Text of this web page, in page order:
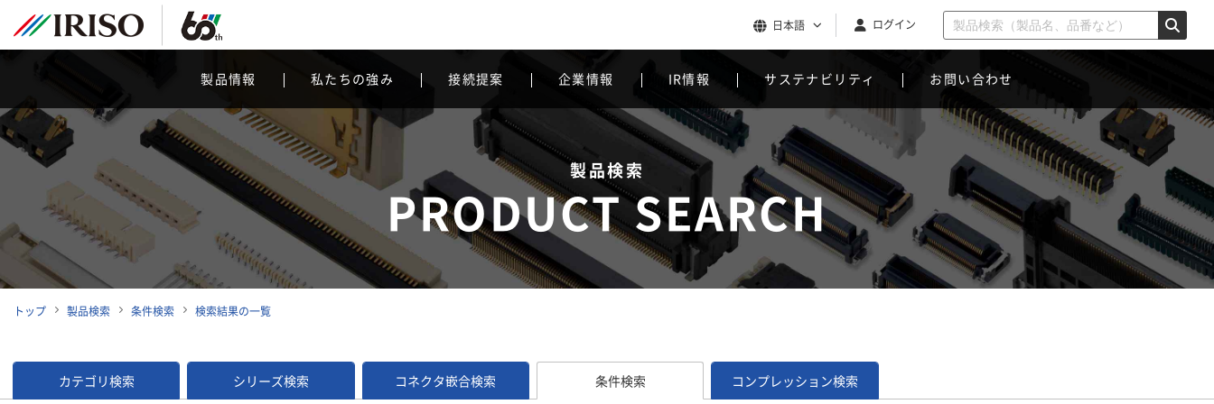
日本語 ログイン
製品情報 私たちの強み 接続提案 企業情報 IR情報 サステナビリティ お問い合わせ
製品検索
PRODUCT SEARCH
トップ 製品検索 条件検索 検索結果の一覧
カテゴリ検索 シリーズ検索 コネクタ嵌合検索 条件検索 コンプレッション検索